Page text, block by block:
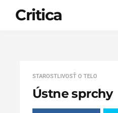
Critica
STAROSTLIVOSŤ O TELO
Ústne sprchy